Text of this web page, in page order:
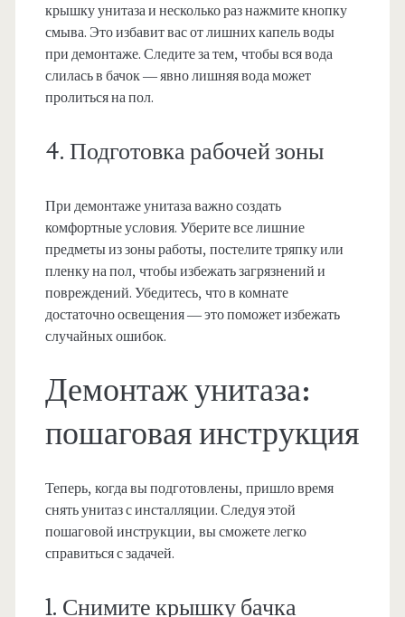
крышку унитаза и несколько раз нажмите кнопку
смыва. Это избавит вас от лишних капель воды
при демонтаже. Следите за тем, чтобы вся вода
слилась в бачок — явно лишняя вода может
пролиться на пол.
4. Подготовка рабочей зоны
При демонтаже унитаза важно создать
комфортные условия. Уберите все лишние
предметы из зоны работы, постелите тряпку или
пленку на пол, чтобы избежать загрязнений и
повреждений. Убедитесь, что в комнате
достаточно освещения — это поможет избежать
случайных ошибок.
Демонтаж унитаза:
пошаговая инструкция
Теперь, когда вы подготовлены, пришло время
снять унитаз с инсталляции. Следуя этой
пошаговой инструкции, вы сможете легко
справиться с задачей.
1. Снимите крышку бачка